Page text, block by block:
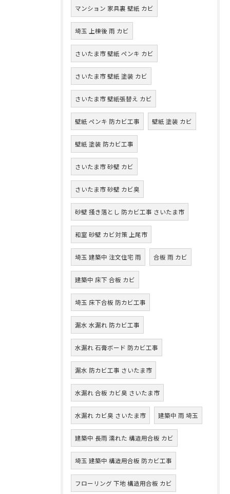
マンション 家具裏 壁紙 カビ
埼玉 上棟後 雨 カビ
さいたま市 壁紙 ペンキ カビ
さいたま市 壁紙 塗装 カビ
さいたま市 壁紙張替え カビ
壁紙 ペンキ 防カビ工事 壁紙 塗装 カビ
壁紙 塗装 防カビ工事
さいたま市 砂壁 カビ
さいたま市 砂壁 カビ臭
砂壁 掻き落とし 防カビ工事 さいたま市
和室 砂壁 カビ対策 上尾市
埼玉 建築中 注文住宅 雨 合板 雨 カビ
建築中 床下 合板 カビ
埼玉 床下合板 防カビ工事
漏水 水漏れ 防カビ工事
水漏れ 石膏ボード 防カビ工事
漏水 防カビ工事 さいたま市
水漏れ 合板 カビ臭 さいたま市
水漏れ カビ臭 さいたま市 建築中 雨 埼玉
建築中 長雨 濡れた 構造用合板 カビ
埼玉 建築中 構造用合板 防カビ工事
フローリング 下地 構造用合板 カビ